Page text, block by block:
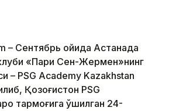
– Сентябрь ойида Астанада
«Пари Сен-Жермен»нинг
– PSG Academy Kazakhstan
Қозоғистон PSG
тармоғига қўшилган 24-